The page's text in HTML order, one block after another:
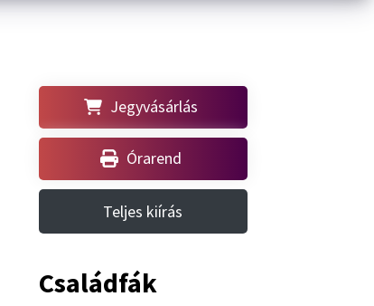
Jegyvásárlás
Órarend
Teljes kiírás
Családfák